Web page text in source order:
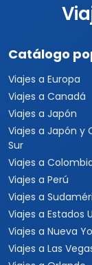
Catálogo
Viajes a Europa
Viajes a Canadá
Viajes a Japón
Viajes a Japón y
Sur
Viajes a
Viajes a Perú
Viajes a
Viajes a Estados
Viajes a Nueva
Viajes a Las